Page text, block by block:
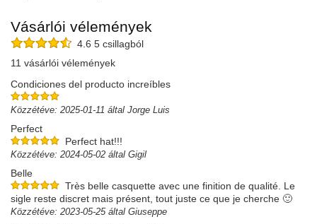
Vásárlói vélemények
4.6 5 csillagból
11 vásárlói vélemények
Condiciones del producto increíbles
Közzétéve: 2025-01-11 által Jorge Luis
Perfect
Perfect hat!!!
Közzétéve: 2024-05-02 által Gigil
Belle
Très belle casquette avec une finition de qualité. Le
sigle reste discret mais présent, tout juste ce que je cherche 🙂
Közzétéve: 2023-05-25 által Giuseppe